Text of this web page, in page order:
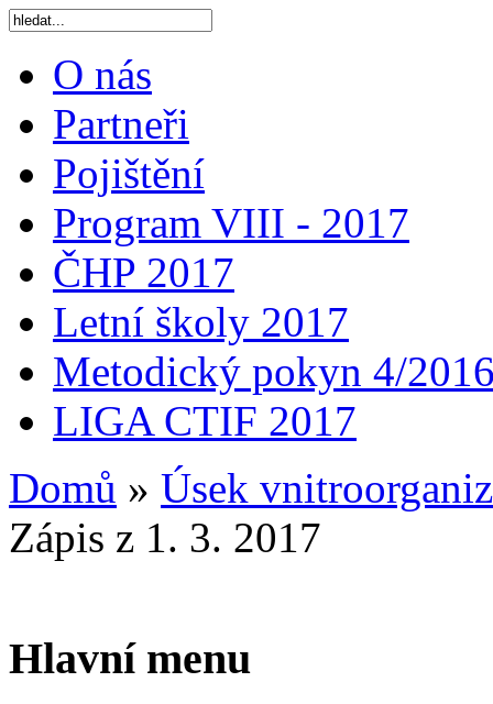
O nás
Partneři
Pojištění
Program VIII - 2017
ČHP 2017
Letní školy 2017
Metodický pokyn 4/
LIGA CTIF 2017
Domů » Úsek
Zápis z 1. 3. 2017
Hlavní menu